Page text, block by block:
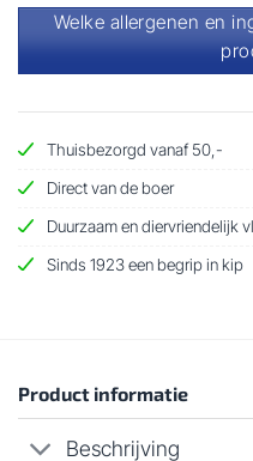
Welke allergenen en
Thuisbezorgd vanaf 50,-
Direct van de boer
Duurzaam en diervriendelijk
Sinds 1923 een begrip in kip
Product informatie
Beschrijving